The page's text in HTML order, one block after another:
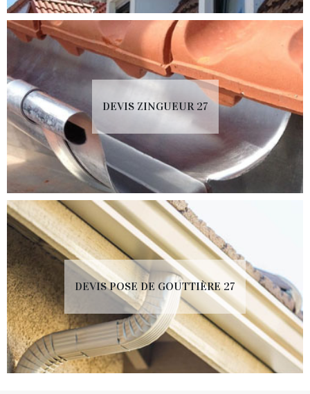
DEVIS ZINGUEUR 27
DEVIS POSE DE GOUTTIÈRE 27